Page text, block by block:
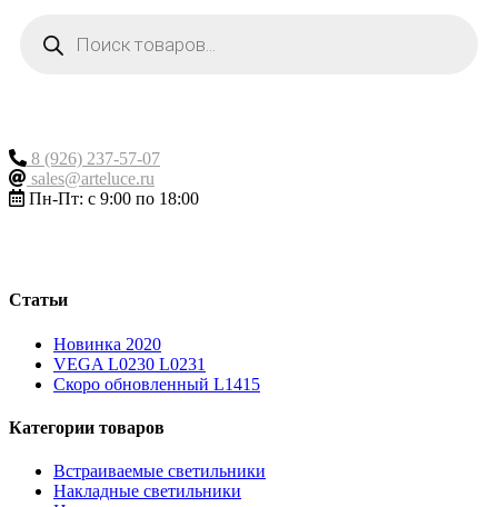
товаров
8 (926) 237-57-07
sales@arteluce.ru
Пн-Пт: с 9:00 по 18:00
Статьи
Новинка 2020
VEGA L0230 L0231
Скоро обновленный L1415
Категории товаров
Встраиваемые светильники
Накладные светильники